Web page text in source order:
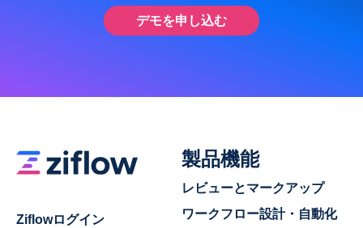
デモを申し込む
Ziflowログイン
製品機能
レビューとマークアップ
ワークフロー設計・自動化